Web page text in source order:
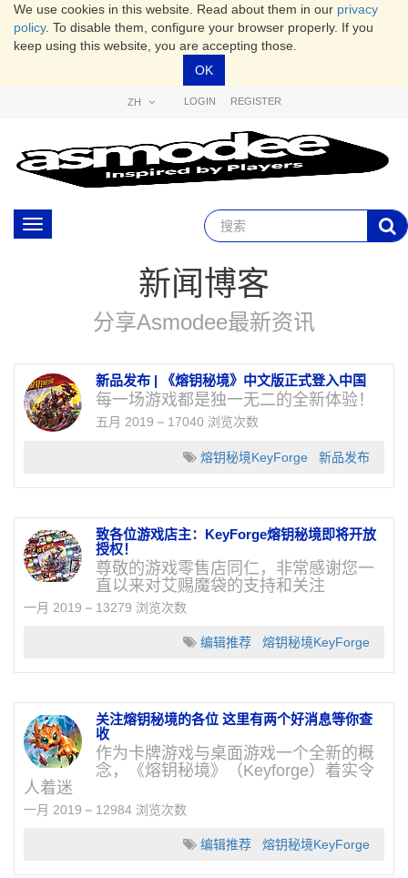
We use cookies in this website. Read about them in our privacy
policy. To disable them, configure your browser properly. If you
keep using this website, you are accepting those.
OK
ZH LOGIN REGISTER
Toggle
navigation
新闻博客
分享Asmodee最新资讯
新品发布 | 《熔钥秘境》中文版正式登入中国
每一场游戏都是独一无二的全新体验！
五月 2019 17040 浏览次数
熔钥秘境KeyForge 新品发布
致各位游戏店主：KeyForge熔钥秘境即将开放
授权！
尊敬的游戏零售店同仁，非常感谢您一
直以来对艾赐魔袋的支持和关注
一月 2019 13279 浏览次数
编辑推荐 熔钥秘境KeyForge
关注熔钥秘境的各位 这里有两个好消息等你查
收
作为卡牌游戏与桌面游戏一个全新的概
念，《熔钥秘境》（Keyforge）着实令
人着迷
一月 2019 12984 浏览次数
编辑推荐 熔钥秘境KeyForge